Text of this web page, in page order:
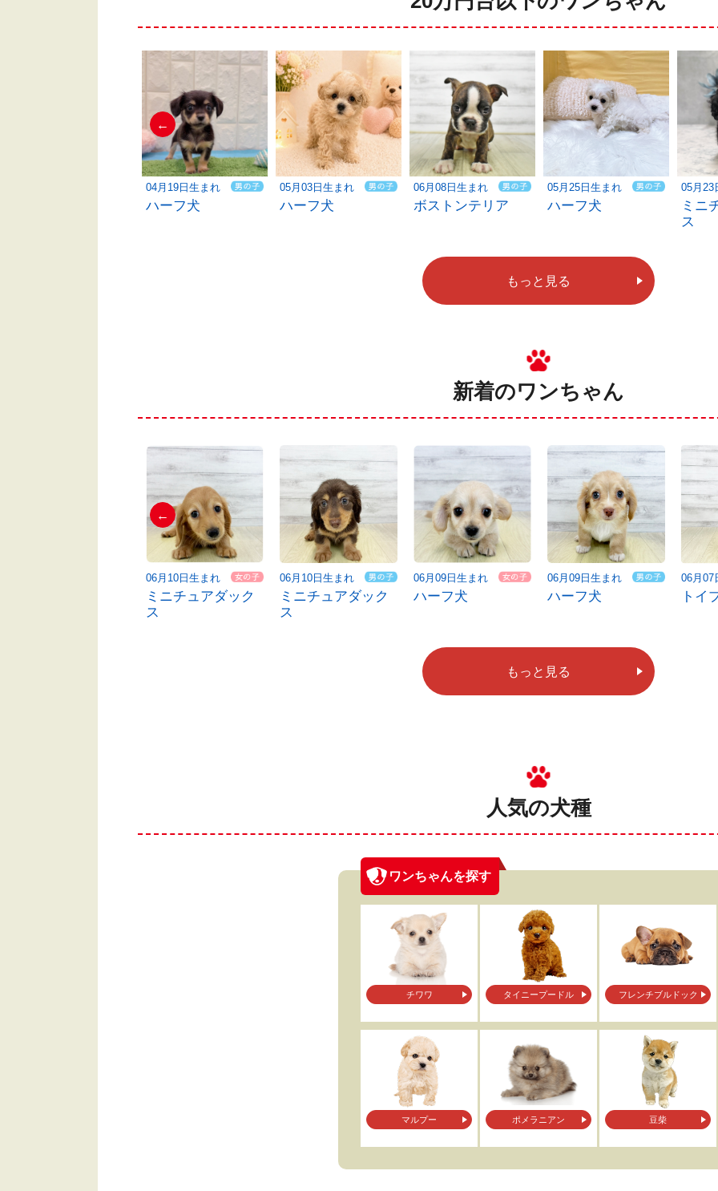
←
04月19日生まれ
ハーフ犬
05月03日生まれ
ハーフ犬
06月08日生まれ
ボストンテリア
05月25日生まれ
ハーフ犬
05月23
ミニ
ス
もっと見る
新着のワンちゃん
←
06月10日生まれ
ミニチュアダック
ス
06月10日生まれ
ミニチュアダック
ス
06月09日生まれ
ハーフ犬
06月09日生まれ
ハーフ犬
06月07
トイ
もっと見る
人気の犬種
ワンちゃんを探す
チワワ タイニープードル フレンチブルドック
マルプー ポメラニアン 豆柴